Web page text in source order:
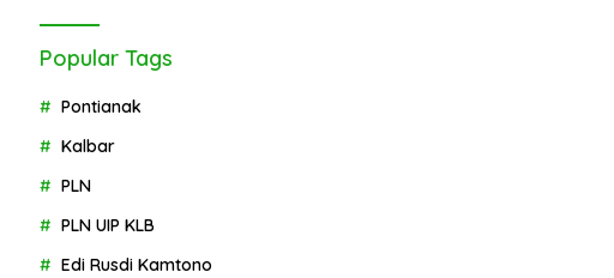
Popular Tags
Pontianak
Kalbar
PLN
PLN UIP KLB
Edi Rusdi Kamtono